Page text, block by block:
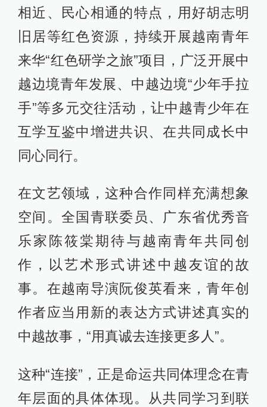
相近、民心相通的特点，用好胡志明
旧居等红色资源，持续开展越南青年
来华“红色研学之旅”项目，广泛开展中
越边境青年发展、中越边境“少年手拉
手”等多元交往活动，让中越青少年在
互学互鉴中增进共识、在共同成长中
同心同行。
在文艺领域，这种合作同样充满想象
空间。全国青联委员、广东省优秀音
乐家陈筱棠期待与越南青年共同创
作，以艺术形式讲述中越友谊的故
事。在越南导演阮俊英看来，青年创
作者应当用新的表达方式讲述真实的
中越故事，“用真诚去连接更多人”。
这种“连接”，正是命运共同体理念在青
年层面的具体体现。从共同学习到联